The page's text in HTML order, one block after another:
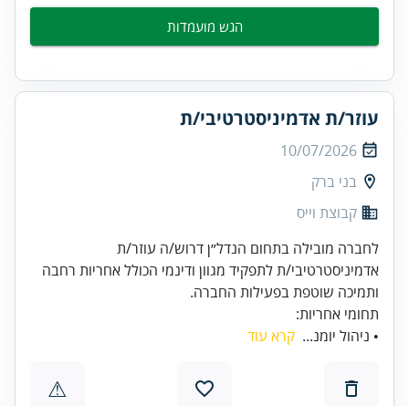
הגש מועמדות
עוזר/ת אדמיניסטרטיבי/ת
10/07/2026
בני ברק
קבוצת וייס
לחברה מובילה בתחום הנדל״ן דרוש/ה עוזר/ת
אדמיניסטרטיבי/ת לתפקיד מגוון ודינמי הכולל אחריות רחבה
ותמיכה שוטפת בפעילות החברה.
תחומי אחריות:
• ניהול יומנ... קרא עוד
⚠